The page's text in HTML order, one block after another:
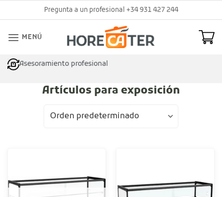
al
Pregunta a un profesional +34 931 427 244
MENÚ
Asesoramiento profesional
Artículos para exposición